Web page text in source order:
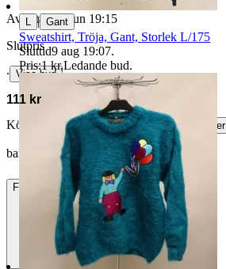
Avslutad 14 jun 19:15
Slutpris
∙ Visa bud
111 kr
Köparskydd är valfritt hos företag.
Läs mer
barrgatan vann auktionen
Frakt 49 kr DSV
| Gant
Sweatshirt, Tröja, Gant, Storlek L/175
Sluttid9 aug 19:07.
Pris:1 kr,Ledande bud.